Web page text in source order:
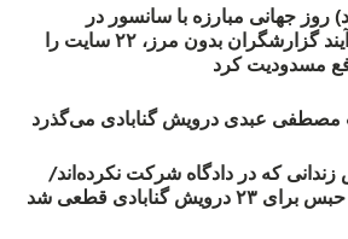
(۲۱ اسفند) روز جهانی مبارزه با سانسور در
اینترنت: #آزادی هم‌آیند گزارشگران‌ بدون مرز، ۲۲ سایت را
مسدودیت کرد
مصطفی عبدی درویش گنابادی می‌گذرد
۲۳ درویش زندانی که در دادگاه شرکت نکرده‌اند/